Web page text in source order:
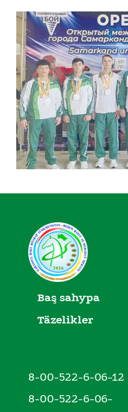
Baş sahypa
Täzelikler
8-00-522-6-06-12
8-00-522-6-06-